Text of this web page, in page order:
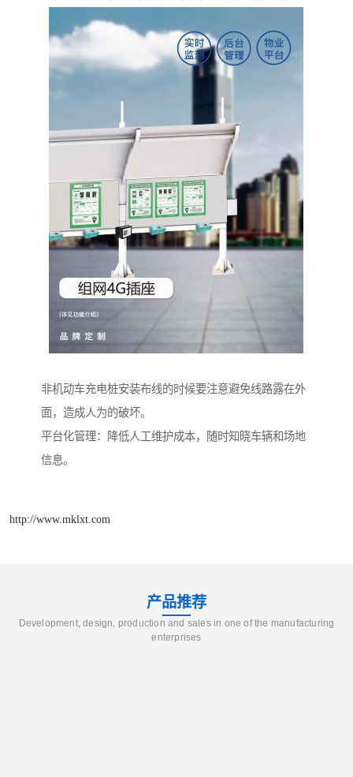
非机动车充电桩安装布线的时候要注意避免线路露在外
面，造成人为的破坏。
平台化管理：降低人工维护成本，随时知晓车辆和场地
信息。
http://www.mklxt.com
产品推荐
Development, design, production and sales in one of the manufacturing
enterprises